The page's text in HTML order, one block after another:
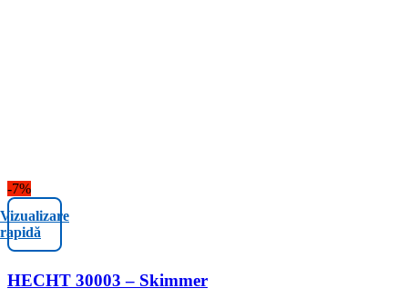
-7%
Vizualizare
rapidă
HECHT 30003 – Skimmer